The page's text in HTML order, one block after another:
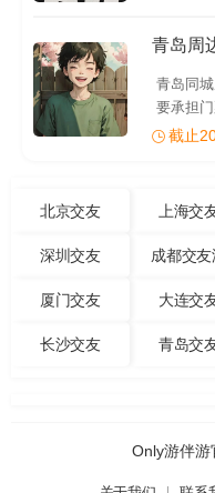
青岛周
青岛同
要承担
截止
北京交友 上海交
深圳交友 成都交友
厦门交友 大连交
长沙交友 青岛交
Only游伴游